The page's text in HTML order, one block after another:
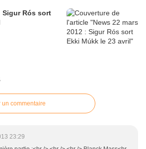
Sigur Rós sort
un commentaire
23:29